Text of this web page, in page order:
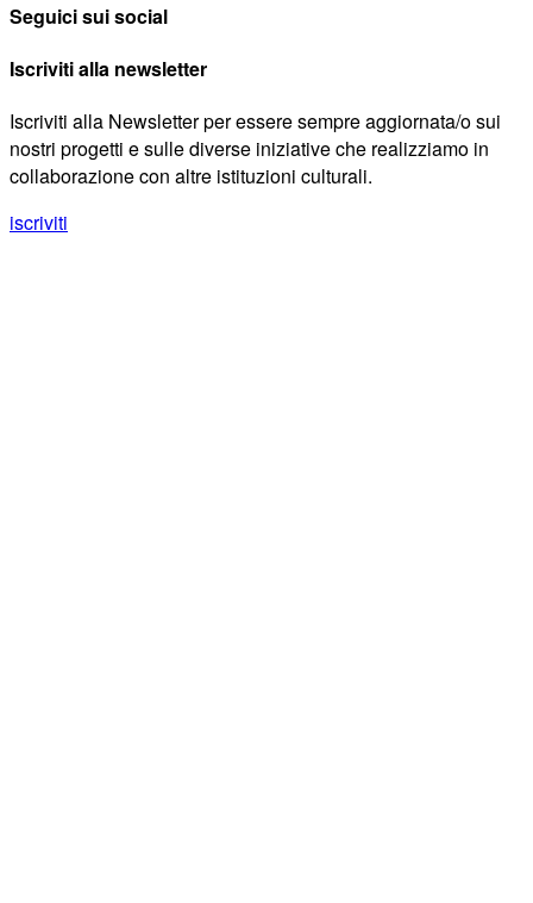
Seguici sui social
Iscriviti alla newsletter
Iscriviti alla Newsletter per essere sempre aggiornata/o sui
nostri progetti e sulle diverse iniziative che realizziamo in
collaborazione con altre istituzioni culturali.
iscriviti